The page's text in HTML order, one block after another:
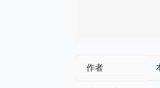
作者